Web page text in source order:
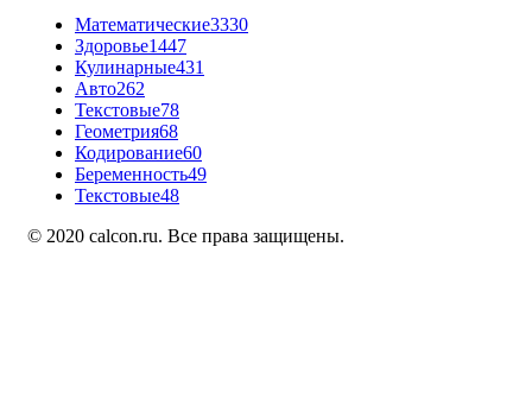
Математические3330
Здоровье1447
Кулинарные431
Авто262
Текстовые78
Геометрия68
Кодирование60
Беременность49
Текстовые48
© 2020 calcon.ru. Все права защищены.